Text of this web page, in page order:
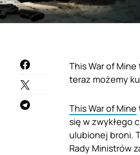
This War of
teraz możemy
This War of Mine
się w zwykłego
ulubionej broni.
Rady Ministrów